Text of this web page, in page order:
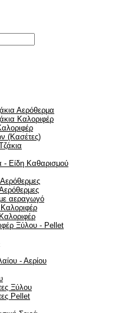
Αερόθερμα
Καλοριφέρ
(Κασέτες)
- Είδη Καθαρισμού
αεραγωγό
Ξύλου - Pellet
- Αερίου
Ξύλου
Pellet